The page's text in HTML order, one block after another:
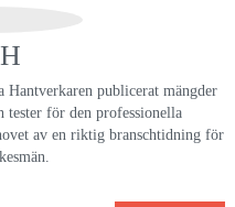
Hantverkaren publicerat mängder
tester för den professionella
av en riktig branschtidning för